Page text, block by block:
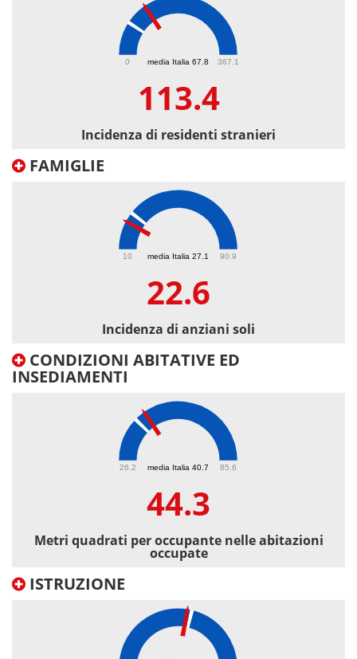
media Italia 67.8
0 367.1
113.4
Incidenza di residenti stranieri
FAMIGLIE
media Italia 27.1
10 90.9
22.6
Incidenza di anziani soli
CONDIZIONI ABITATIVE ED
INSEDIAMENTI
media Italia 40.7
26.2 85.6
44.3
Metri quadrati per occupante nelle abitazioni
occupate
ISTRUZIONE